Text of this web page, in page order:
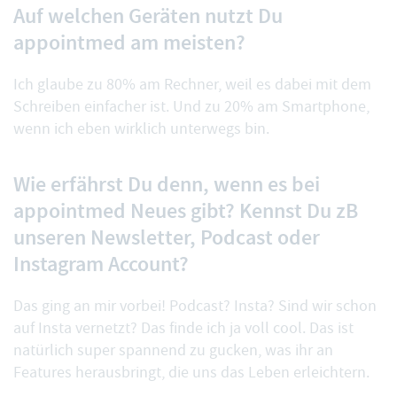
Auf welchen Geräten nutzt Du
appointmed am meisten?
Ich glaube zu 80% am Rechner, weil es dabei mit dem
Schreiben einfacher ist. Und zu 20% am Smartphone,
wenn ich eben wirklich unterwegs bin.
Wie erfährst Du denn, wenn es bei
appointmed Neues gibt? Kennst Du zB
unseren Newsletter, Podcast oder
Instagram Account?
Das ging an mir vorbei! Podcast? Insta? Sind wir schon
auf Insta vernetzt? Das finde ich ja voll cool. Das ist
natürlich super spannend zu gucken, was ihr an
Features herausbringt, die uns das Leben erleichtern.